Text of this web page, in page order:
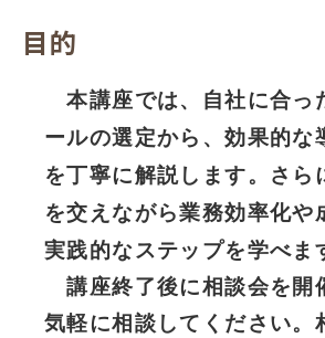
目的
本講座では、自社に合っ
ールの選定から、効果的な
を丁寧に解説します。さら
を交えながら業務効率化や
実践的なステップを学べま
講座終了後に相談会を開
気軽に相談してください。